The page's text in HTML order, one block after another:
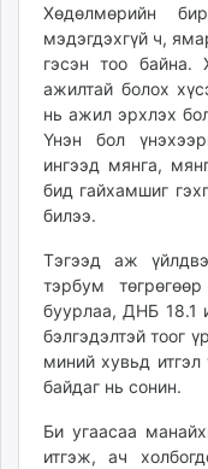
Хөдөлмөрийн
мэдэгдэхгүй ч,
гэсэн тоо
ажилтай болох
нь ажил эрхлэх
Үнэн бол
ингээд мянга,
бид гайхамшиг
билээ.
Тэгээд аж
тэрбум
буурлаа, ДНБ 18.1
бэлгэдэлтэй тоог
миний хувьд
байдаг нь сонин.
Би угаасаа
итгэж, ач